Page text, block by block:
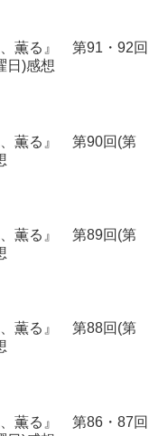
薫る』 第91・92回
日)感想
、薫る』 第90回(第
、薫る』 第89回(第
、薫る』 第88回(第
薫る』 第86・87回